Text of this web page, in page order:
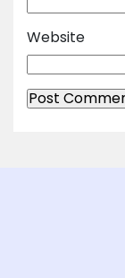
Website